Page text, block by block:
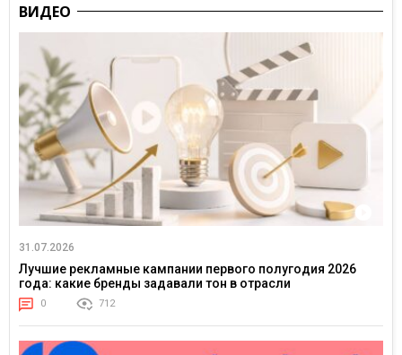
ВИДЕО
31.07.2026
Лучшие рекламные кампании первого полугодия 2026
года: какие бренды задавали тон в отрасли
0 712